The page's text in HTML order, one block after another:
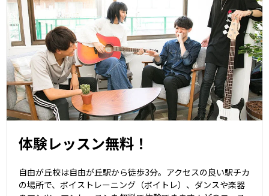
体験レッスン無料！
自由が丘校は自由が丘駅から徒歩3分。アクセスの良い駅チカ
の場所で、ボイストレーニング（ボイトレ）、ダンスや楽器